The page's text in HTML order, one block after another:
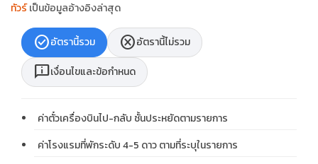
ทัวร์เป็นข้อมูลอ้างอิงล่าสุด
check_circleอัตรานี้รวม cancelอัตรานี้ไม่รวม
chat_infoเงื่อนไขและข้อกำหนด
ค่าตั๋วเครื่องบินไป-กลับ ชั้นประหยัดตามรายการ
ค่าโรงแรมที่พักระดับ 4-5 ดาว ตามที่ระบุในรายการ